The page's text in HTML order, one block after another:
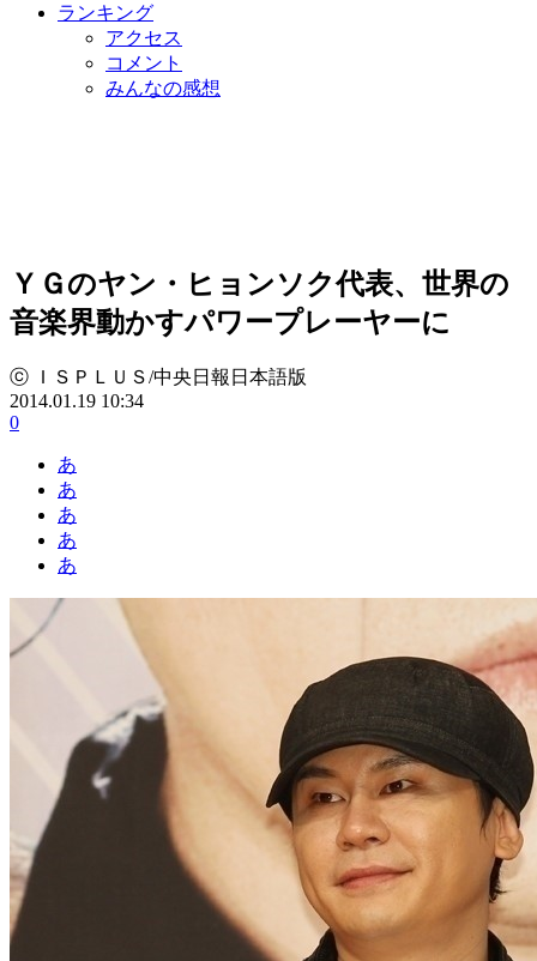
ランキング
アクセス
コメント
みんなの感想
ＹＧのヤン・ヒョンソク代表、世界の
音楽界動かすパワープレーヤーに
ⓒ ＩＳＰＬＵＳ/中央日報日本語版
2014.01.19 10:34
0
あ
あ
あ
あ
あ